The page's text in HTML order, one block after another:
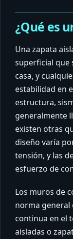
¿Qué es
Una zapata
superficial que
casa, y
estabilidad en
estructura,
generalmente
existen otras
diseño varía
tensión, y las
esfuerzo de
Los muros de
norma general
continua en el
aisladas o